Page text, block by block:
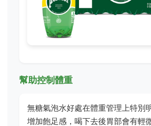
幫助控制體重
無糖氣泡水好處在體重管理上特別
增加飽足感，喝下去後胃部會有輕